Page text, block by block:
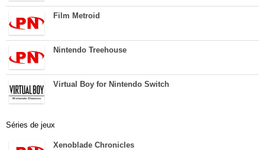
Film Metroid
Nintendo Treehouse
Virtual Boy for Nintendo Switch
Séries de jeux
Xenoblade Chronicles